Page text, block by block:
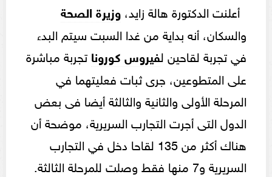
أعلنت الدكتورة هالة زايد، وزيرة الصحة
والسكان، أنه بداية من غدا السبت سيتم البدء
في تجربة لقاحين لفيروس كورونا تجربة مباشرة
على المتطوعين، جرى ثبات فعليتهما في
المرحلة الأولى والثانية والثالثة أيضا فى بعض
الدول التى أجرت التجارب السريرية، موضحة أن
هناك أكثر من 135 لقاحا دخل في التجارب
السريرية و7 منها فقط وصلت للمرحلة الثالثة.